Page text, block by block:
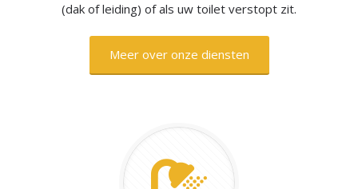
(dak of leiding) of als uw toilet verstopt zit.
Meer over onze diensten